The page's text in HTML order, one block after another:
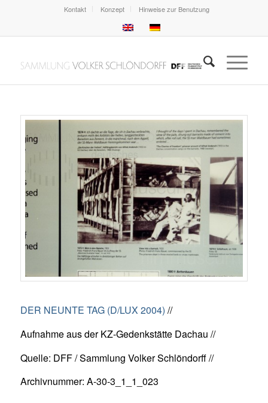
Kontakt Konzept Hinweise zur Benutzung
DER NEUNTE TAG (D/LUX 2004) //
Aufnahme aus der KZ-Gedenkstätte Dachau //
Quelle: DFF / Sammlung Volker Schlöndorff //
Archivnummer: A-30-3_1_1_023